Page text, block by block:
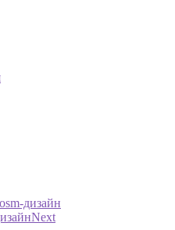
дизайн
Next